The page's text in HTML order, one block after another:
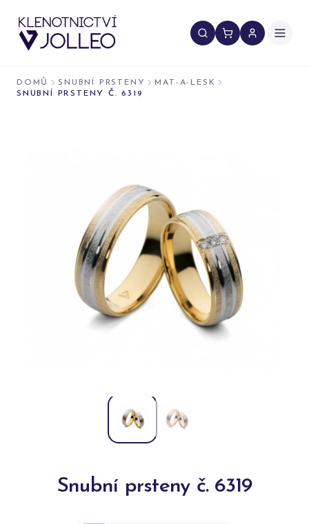
DOMŮ SNUBNÍ PRSTENY
MAT-A-LESK
SNUBNÍ PRSTENY Č. 6319
Snubní prsteny č. 6319